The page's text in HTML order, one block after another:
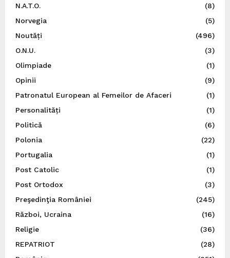
N.A.T.O.
(8)
Norvegia
(5)
Noutăți
(496)
O.N.U.
(3)
Olimpiade
(1)
Opinii
(9)
Patronatul European al Femeilor de Afaceri
(1)
Personalități
(1)
Politică
(6)
Polonia
(22)
Portugalia
(1)
Post Catolic
(1)
Post Ortodox
(3)
Preşedinţia României
(245)
Război, Ucraina
(16)
Religie
(36)
REPATRIOT
(28)